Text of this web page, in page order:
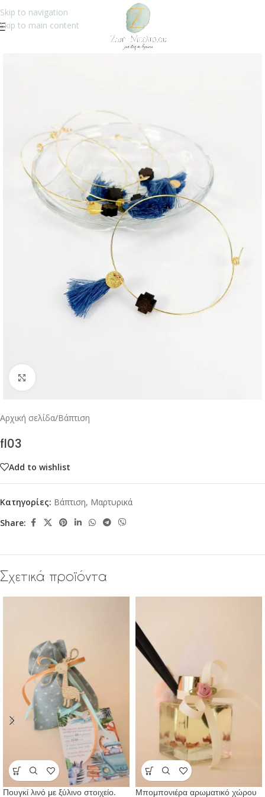
Skip to navigation
Skip to main content
Αρχική σελίδα/Βάπτιση
fl03
Add to wishlist
Κατηγορίες: Βάπτιση, Μαρτυρικά
Share:
Σχετικά προϊόντα
Πουγκί λινό με ξύλινο στοιχείο. Μπομπονιέρα αρωματικό χώρου